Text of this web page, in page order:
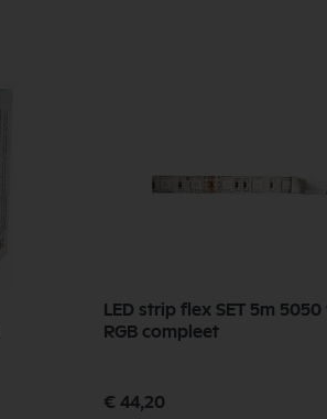
LED strip flex SET 5m 5050
RGB compleet
€ 44,20